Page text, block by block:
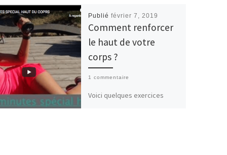
Publiéfévrier 7, 2019
Comment renforcer
le haut de votre
corps ?
1 commentaire
Voici quelques exercices